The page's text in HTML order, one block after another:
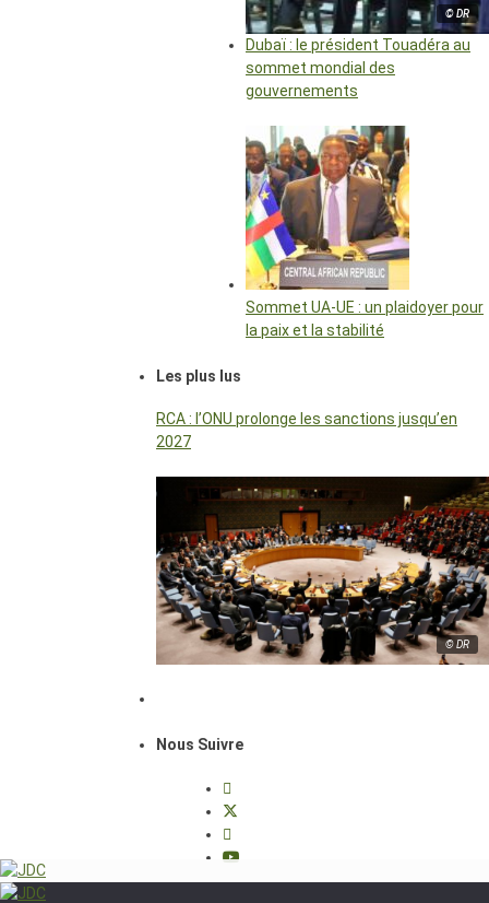
© DR
Dubaï : le président Touadéra au
sommet mondial des
gouvernements
Sommet UA-UE : un plaidoyer pour
la paix et la stabilité
Les plus lus
RCA : l’ONU prolonge les sanctions jusqu’en
2027
© DR
Nous Suivre